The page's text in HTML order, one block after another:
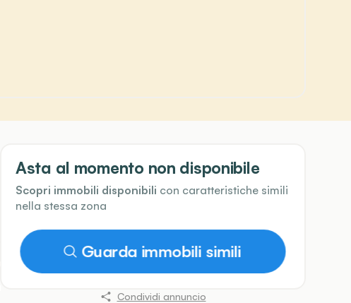
Asta al momento non disponibile
Scopri immobili disponibili con caratteristiche simili
nella stessa zona
Guarda immobili simili
Condividi annuncio